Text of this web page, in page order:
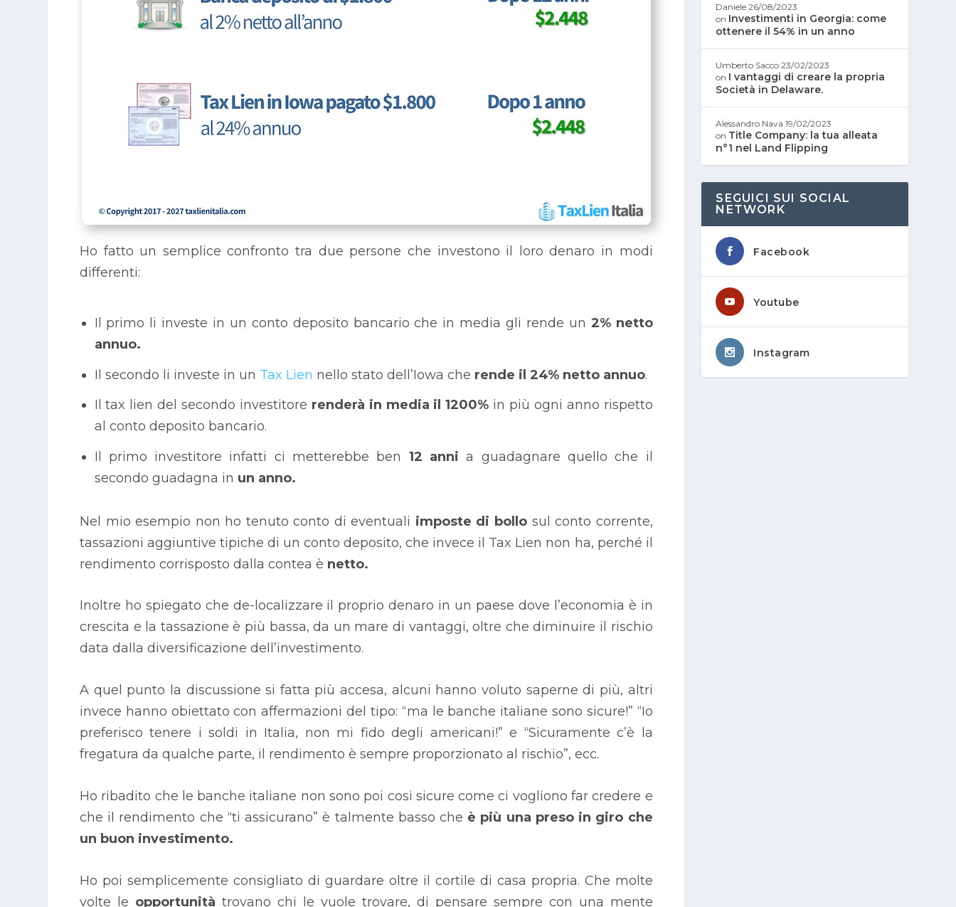
Ho fatto un semplice confronto tra due persone che investono il loro denaro in modi
differenti:
Il primo li investe in un conto deposito bancario che in media gli rende un 2% netto
annuo.
Il secondo li investe in un Tax Lien nello stato dell’Iowa che rende il 24% netto annuo.
Il tax lien del secondo investitore renderà in media il 1200% in più ogni anno rispetto
al conto deposito bancario.
Il primo investitore infatti ci metterebbe ben 12 anni a guadagnare quello che il
secondo guadagna in un anno.
Nel mio esempio non ho tenuto conto di eventuali imposte di bollosul conto corrente,
tassazioni aggiuntive tipiche di un conto deposito, che invece il Tax Lien non ha, perché il
rendimento corrisposto dalla contea è netto.
Inoltre ho spiegato che de-localizzare il proprio denaro in un paese dove l’economia è in
crescita e la tassazione è più bassa, da un mare di vantaggi, oltre che diminuire il rischio
data dalla diversificazione dell’investimento.
A quel punto la discussione si fatta più accesa, alcuni hanno voluto saperne di più, altri
invece hanno obiettato con affermazioni del tipo: “ma le banche italiane sono sicure!” “Io
preferisco tenere i soldi in Italia, non mi fido degli americani!” e “Sicuramente c’è la
fregatura da qualche parte, il rendimento è sempre proporzionato al rischio”, ecc.
Ho ribadito che le banche italiane non sono poi cosi sicure come ci vogliono far credere e
che il rendimento che “ti assicurano” è talmente basso che è più una preso in giro che
un buon investimento.
Ho poi semplicemente consigliato di guardare oltre il cortile di casa propria. Che molte
volte le opportunità trovano chi le vuole trovare, di pensare sempre con una mente
Daniele 26/08/2023
on Investimenti in Georgia: come
ottenere il 54% in un anno
Umberto Sacco 23/02/2023
on I vantaggi di creare la propria
Società in Delaware.
Alessandro Nava 19/02/2023
on Title Company: la tua alleata
n°1 nel Land Flipping
SEGUICI SUI SOCIAL
NETWORK
Facebook
Youtube
Instagram